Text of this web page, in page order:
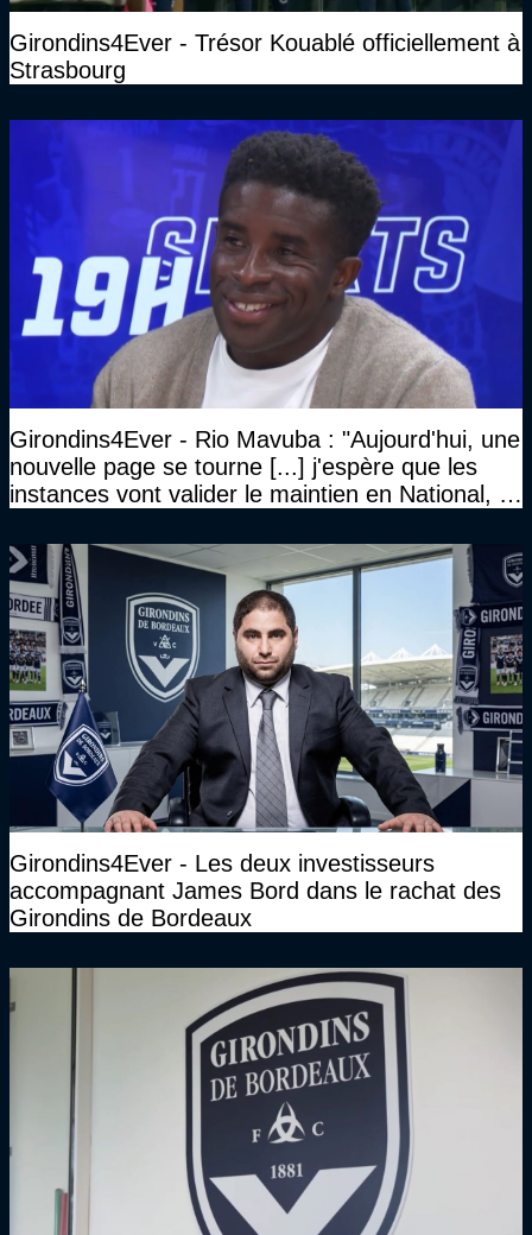
Girondins4Ever - Trésor Kouablé officiellement à
Strasbourg
Girondins4Ever - Rio Mavuba : "Aujourd'hui, une
nouvelle page se tourne [...] j'espère que les
instances vont valider le maintien en National, et
haut niveau"
Girondins4Ever - Les deux investisseurs
accompagnant James Bord dans le rachat des
Girondins de Bordeaux